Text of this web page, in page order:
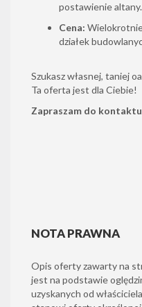
postawienie altany.
Cena:
działek
Szukasz własnej, taniej
Ta oferta jest dla Ciebie!
Zapraszam do
NOTA PRAWNA
Opis oferty zawarty na
jest na podstawie
uzyskanych od